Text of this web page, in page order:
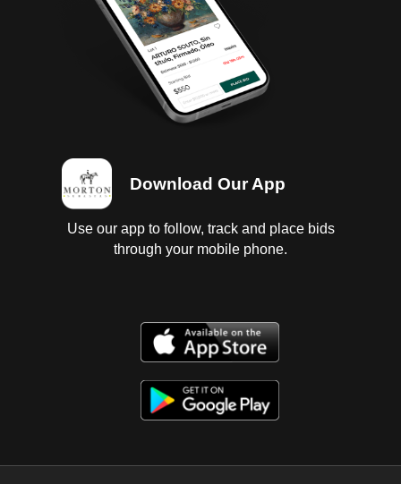
Edomex.Unidad sin prueba de arranque, por lo que
no se garantiza su funcionamiento, con Motor a
diesel, con fuga de aceite ,motor con
faltantes,banda de accesorios, ,bomba de alta,
bomba de agua ,tornilleria relevadores de arranque ,
turbo desarmado sin baterias, sin llaves ;
transmisión automatica sin probar ,diferencial sin
puertas ya que estan selladas con espuma de
poliuretano ambas ; instrumentos sin probar ;
suspensión de muelles ; chasis regular con golpes
de uso; carrocería con golpes ,espejos rotos ,
defensas dañadas ,cofre dañado, falta tapon de
Download Our App
Use our app to follow, track and place bids
through your mobile phone.